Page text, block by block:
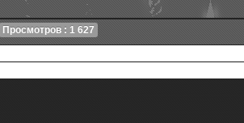
Просмотров : 1 627